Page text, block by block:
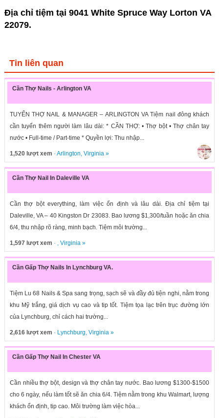
Địa chỉ tiệm tại 9041 White Spruce Way Lorton VA
22079.
Tin liên quan
Cần Thợ Nails - Arlington VA
TUYỂN THỢ NAIL & MANAGER – ARLINGTON VA Tiệm nail đông khách
cần tuyển thêm người làm lâu dài: * CẦN THỢ: • Thợ bột • Thợ chân tay
nước • Full-time / Part-time * Quyền lợi: Thu nhập...
1,520 lượt xem · Arlington, Virginia»
Cần Thợ Nail In Daleville VA
Cần thợ bột everything, làm việc ổn định và lâu dài. Địa chỉ tiệm tại
Daleville, VA – 40 Kingston Dr 23083. Bao lương $1,300/tuần hoặc ăn chia
6/4, thu nhập rõ ràng, minh bạch. Tiệm môi trường...
1,597 lượt xem · , Virginia»
Cần Gấp Thợ Nails In Lynchburg VA.
Tiệm Lu 68 Nails & Spa sang trọng, sạch sẽ và đầy đủ tiện nghi, nằm trong
khu Mỹ trắng, giá dịch vụ cao và tip tốt. Tiệm tọa lạc trên trục đường lớn
của Lynchburg, chỉ cách hai trường...
2,616 lượt xem · Lynchburg, Virginia»
Cần Gấp Thợ Nail In Chester VA
Cần nhiều thợ bột, design và thợ chân tay nước. Bao lương $1300-$1500
cho 6 ngày, nếu làm tốt sẽ ăn chia 6/4. Tiệm nằm trong khu Walmart, lượng
khách ổn định, tip cao. Môi trường làm việc hòa...